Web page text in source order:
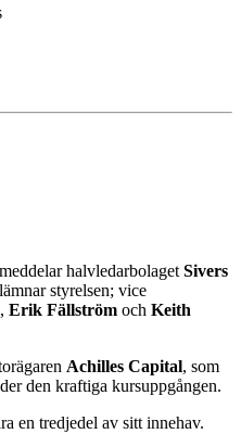
halvledarbolagetSivers
styrelsen; vice
, Erik Fällström och Keith
Achilles Capital, som
den kraftiga kursuppgången.
en tredjedel av sitt innehav.